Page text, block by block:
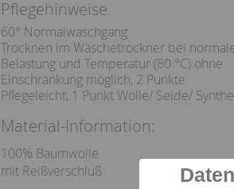
Pflegehinweise
60° Normalwaschgang
Trocknen im Wäschetrockner bei
Belastung und Temperatur (80 °C) ohne
Einschränkung möglich, 2 Punkte
Pflegeleicht, 1 Punkt Wolle/ Seide/
Material-Information:
100% Baumwolle
mit Reißverschluß